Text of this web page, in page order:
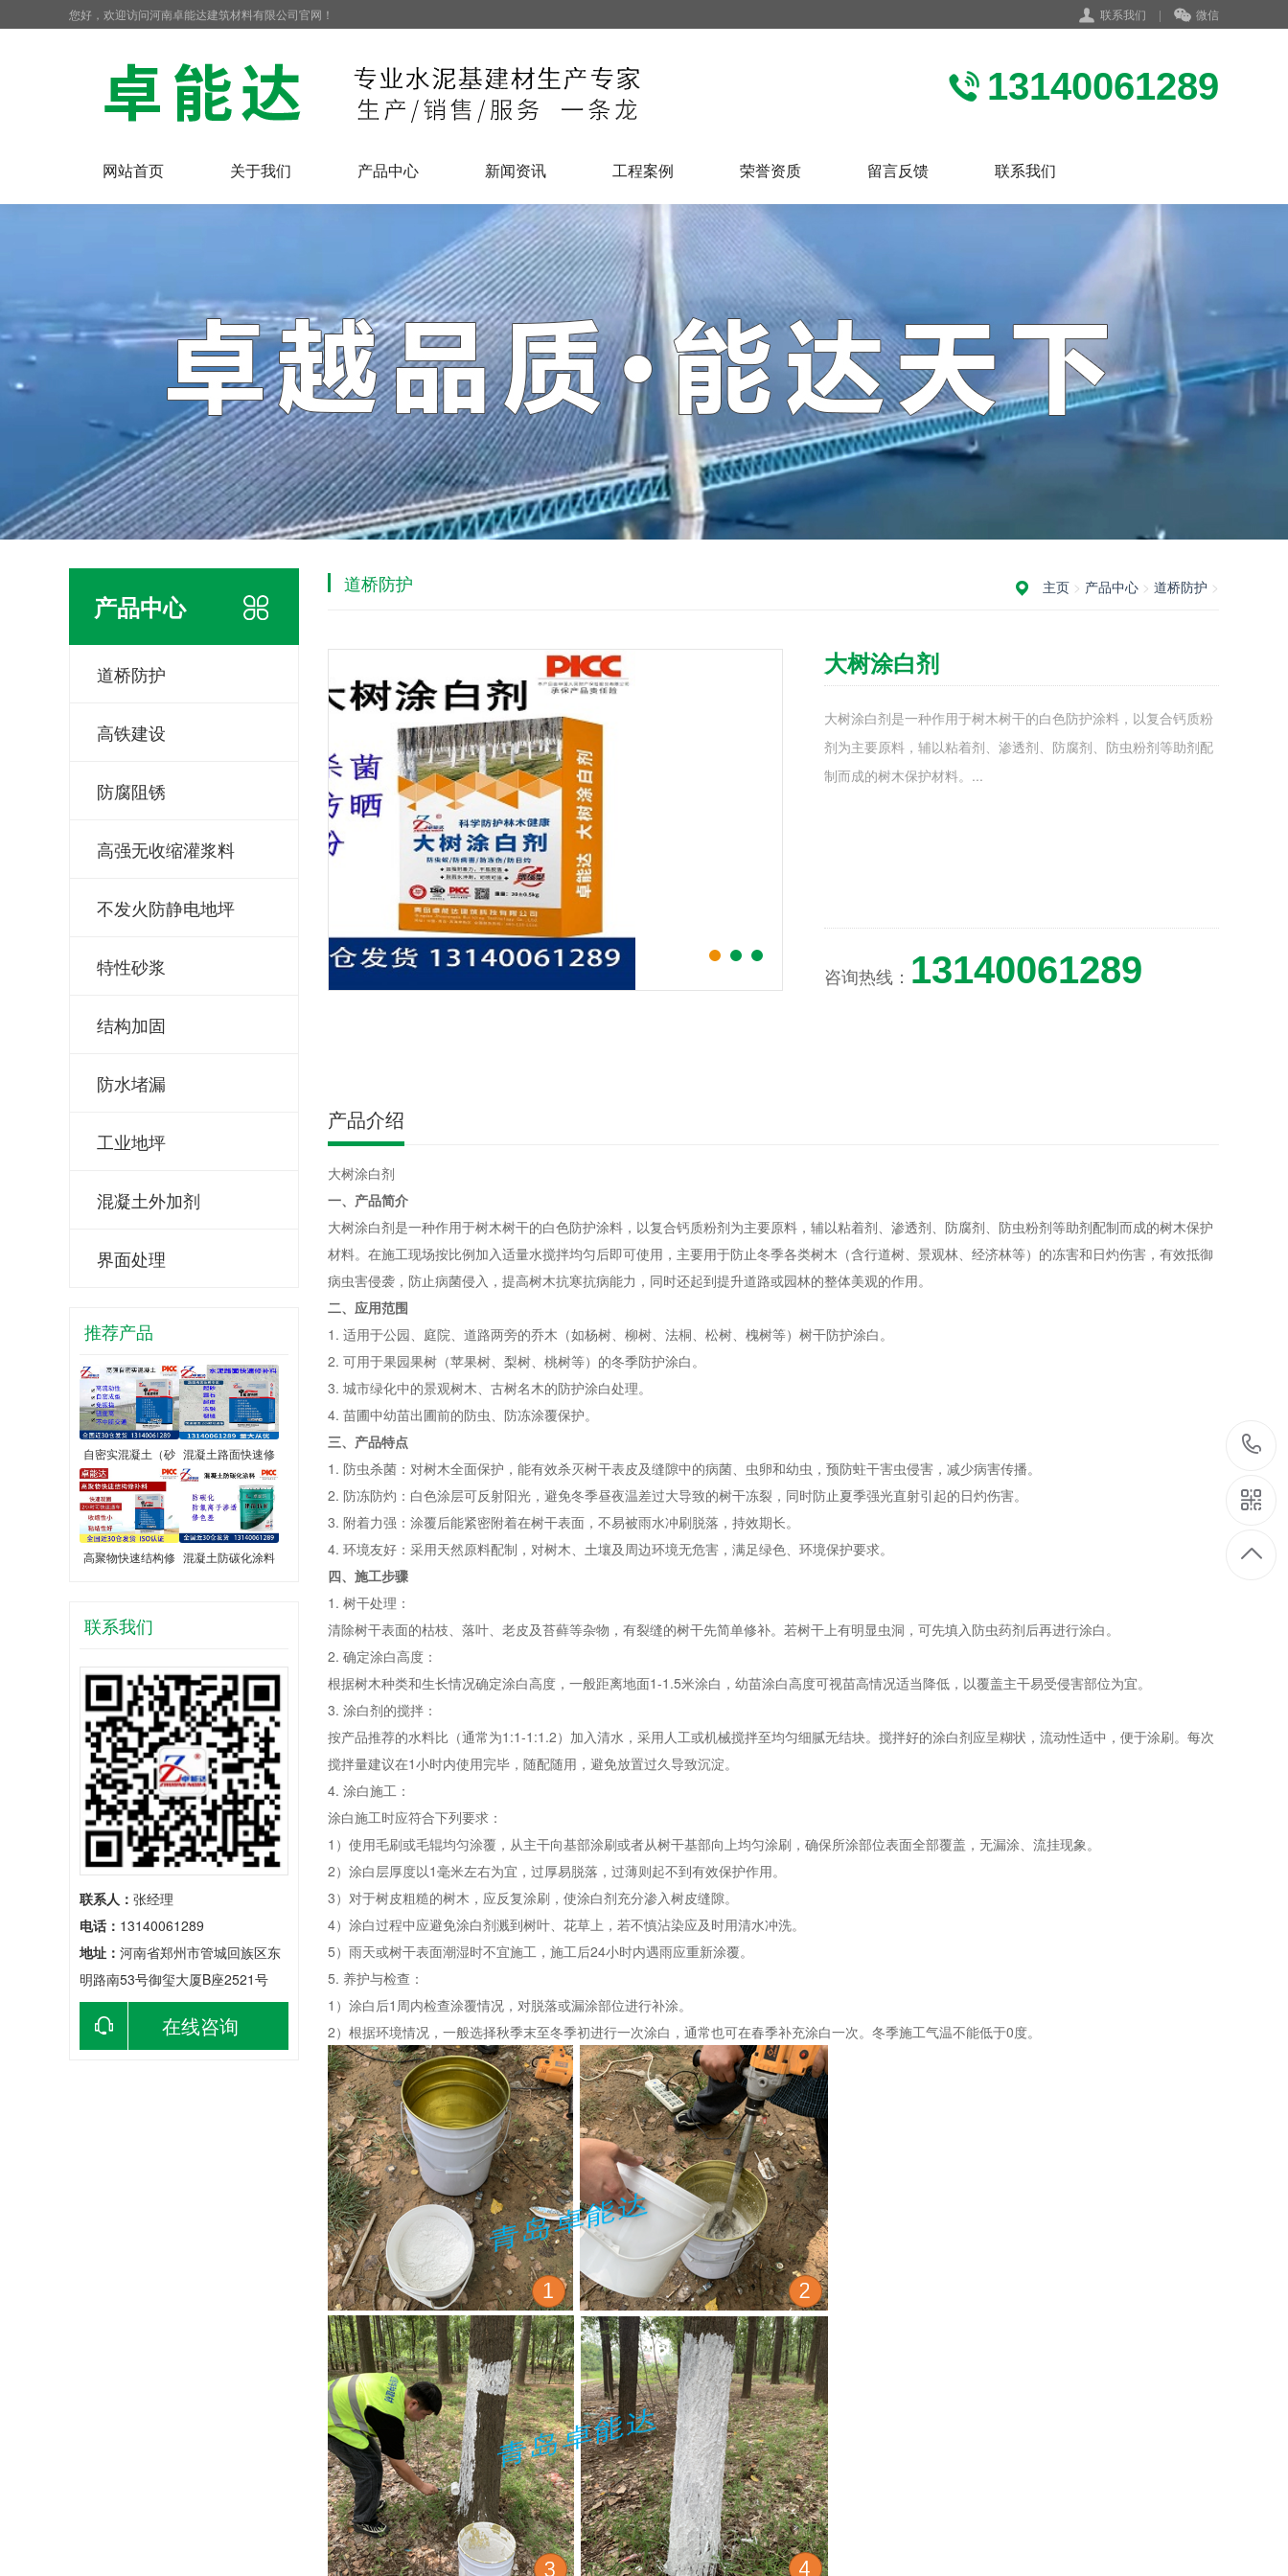
联系我们 | 微信
您好，欢迎访问河南卓能达建筑材料有限公司官网！
13140061289
网站首页 关于我们 产品中心 新闻资讯 工程案例 荣誉资质 留言反馈 联系我们
产品中心
道桥防护
高铁建设
防腐阻锈
高强无收缩灌浆料
不发火防静电地坪
特性砂浆
结构加固
防水堵漏
工业地坪
混凝土外加剂
界面处理
推荐产品
自密实混凝土（砂 混凝土路面快速修
高聚物快速结构修 混凝土防碳化涂料
联系我们
联系人： 张经理
电话： 13140061289
地址： 河南省郑州市管城回族区东
明路南53号御玺大厦B座2521号
在线咨询
主页 > 产品中心 > 道桥防护 >
道桥防护
大树涂白剂
大树涂白剂是一种作用于树木树干的白色防护涂料，以复合钙质粉
剂为主要原料，辅以粘着剂、渗透剂、防腐剂、防虫粉剂等助剂配
制而成的树木保护材料。...
咨询热线： 13140061289
产品介绍
大树涂白剂
一、产品简介
大树涂白剂是一种作用于树木树干的白色防护涂料，以复合钙质粉剂为主要原料，辅以粘着剂、渗透剂、防腐剂、防虫粉剂等助剂配制而成的树木保护
材料。在施工现场按比例加入适量水搅拌均匀后即可使用，主要用于防止冬季各类树木（含行道树、景观林、经济林等）的冻害和日灼伤害，有效抵御
病虫害侵袭，防止病菌侵入，提高树木抗寒抗病能力，同时还起到提升道路或园林的整体美观的作用。
二、应用范围
1. 适用于公园、庭院、道路两旁的乔木（如杨树、柳树、法桐、松树、槐树等）树干防护涂白。
2. 可用于果园果树（苹果树、梨树、桃树等）的冬季防护涂白。
3. 城市绿化中的景观树木、古树名木的防护涂白处理。
4. 苗圃中幼苗出圃前的防虫、防冻涂覆保护。
三、产品特点
1. 防虫杀菌：对树木全面保护，能有效杀灭树干表皮及缝隙中的病菌、虫卵和幼虫，预防蛀干害虫侵害，减少病害传播。
2. 防冻防灼：白色涂层可反射阳光，避免冬季昼夜温差过大导致的树干冻裂，同时防止夏季强光直射引起的日灼伤害。
3. 附着力强：涂覆后能紧密附着在树干表面，不易被雨水冲刷脱落，持效期长。
4. 环境友好：采用天然原料配制，对树木、土壤及周边环境无危害，满足绿色、环境保护要求。
四、施工步骤
1. 树干处理：
清除树干表面的枯枝、落叶、老皮及苔藓等杂物，有裂缝的树干先简单修补。若树干上有明显虫洞，可先填入防虫药剂后再进行涂白。
2. 确定涂白高度：
根据树木种类和生长情况确定涂白高度，一般距离地面1-1.5米涂白，幼苗涂白高度可视苗高情况适当降低，以覆盖主干易受侵害部位为宜。
3. 涂白剂的搅拌：
按产品推荐的水料比（通常为1:1-1:1.2）加入清水，采用人工或机械搅拌至均匀细腻无结块。搅拌好的涂白剂应呈糊状，流动性适中，便于涂刷。每次
搅拌量建议在1小时内使用完毕，随配随用，避免放置过久导致沉淀。
4. 涂白施工：
涂白施工时应符合下列要求：
1）使用毛刷或毛辊均匀涂覆，从主干向基部涂刷或者从树干基部向上均匀涂刷，确保所涂部位表面全部覆盖，无漏涂、流挂现象。
2）涂白层厚度以1毫米左右为宜，过厚易脱落，过薄则起不到有效保护作用。
3）对于树皮粗糙的树木，应反复涂刷，使涂白剂充分渗入树皮缝隙。
4）涂白过程中应避免涂白剂溅到树叶、花草上，若不慎沾染应及时用清水冲洗。
5）雨天或树干表面潮湿时不宜施工，施工后24小时内遇雨应重新涂覆。
5. 养护与检查：
1）涂白后1周内检查涂覆情况，对脱落或漏涂部位进行补涂。
2）根据环境情况，一般选择秋季末至冬季初进行一次涂白，通常也可在春季补充涂白一次。冬季施工气温不能低于0度。